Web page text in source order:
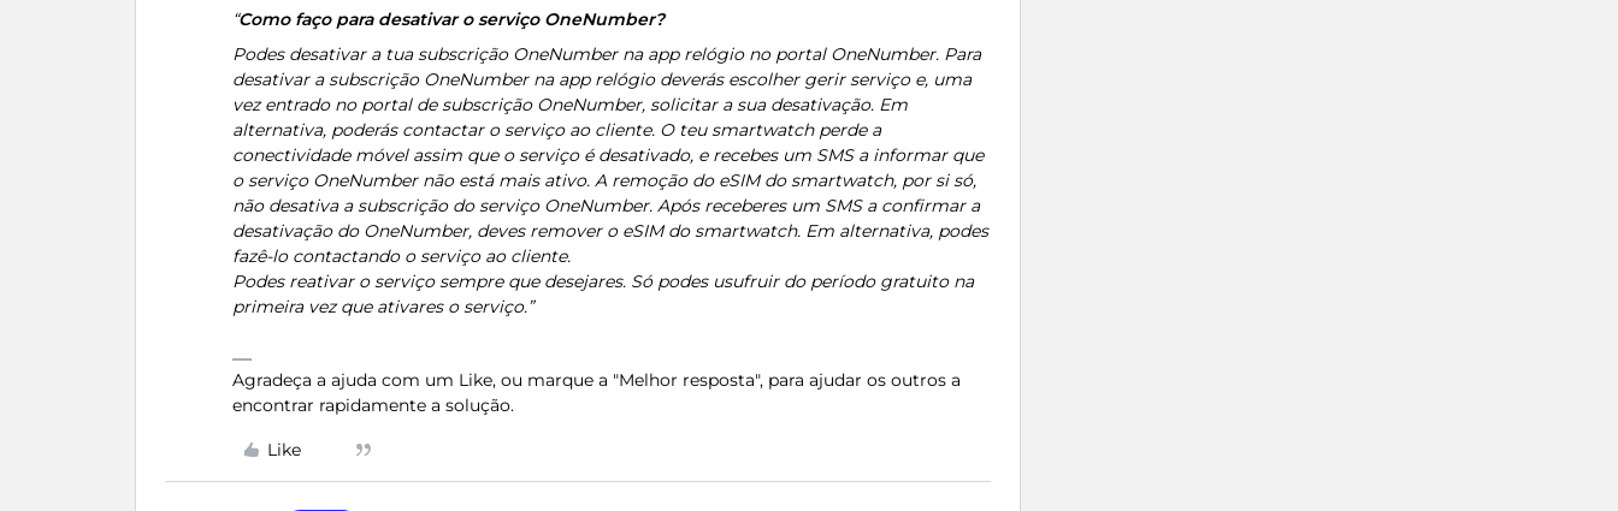
“Como faço para desativar o serviço OneNumber?
Podes desativar a tua subscrição OneNumber na app relógio no portal OneNumber. Para
desativar a subscrição OneNumber na app relógio deverás escolher gerir serviço e, uma
vez entrado no portal de subscrição OneNumber, solicitar a sua desativação. Em
alternativa, poderás contactar o serviço ao cliente. O teu smartwatch perde a
conectividade móvel assim que o serviço é desativado, e recebes um SMS a informar que
o serviço OneNumber não está mais ativo. A remoção do eSIM do smartwatch, por si só,
não desativa a subscrição do serviço OneNumber. Após receberes um SMS a confirmar a
desativação do OneNumber, deves remover o eSIM do smartwatch. Em alternativa, podes
fazê-lo contactando o serviço ao cliente.
Podes reativar o serviço sempre que desejares. Só podes usufruir do período gratuito na
primeira vez que ativares o serviço.”
Agradeça a ajuda com um Like, ou marque a "Melhor resposta", para ajudar os outros a
encontrar rapidamente a solução.
Like